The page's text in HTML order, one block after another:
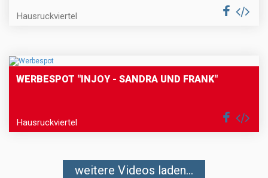
Hausruckviertel
WERBESPOT "INJOY - SANDRA UND FRANK"
Hausruckviertel
weitere Videos laden...